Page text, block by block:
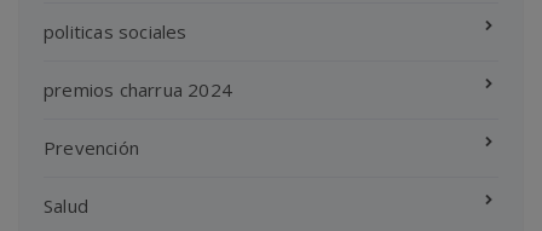
politicas sociales
premios charrua 2024
Prevención
Salud